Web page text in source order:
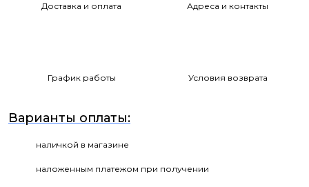
Доставка и оплата Адреса и контакты
График работы Условия возврата
Варианты оплаты:
наличкой в магазине
наложенным платежом при получении